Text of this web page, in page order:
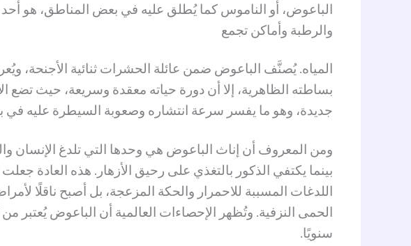
الباعوض، أو الناموس كما يُطلق عليه في بعض المناطق، هو أحد
والرطبة وأماكن تجمع
المياه. يُصنَّف الباعوض ضمن عائلة الحشرات ثنائية الأجنحة،
بساطته الظاهرية، إلا أن دورة حياته معقدة وسريعة، حيث تضع
جديدة، وهو ما يفسر سرعة انتشاره وصعوبة السيطرة عليه في
ومن المعروف أن إناث الباعوض هي وحدها التي تلدغ الإنسان
بينما يكتفي الذكور بالتغذي على رحيق الأزهار. هذه
اللدغات المسببة للاحمرار والحكة المزعجة، بل أصبح ناقلًا
الحمى النزفية. وتُظهر الإحصاءات العالمية أن الباعوض يُعتبر
سنويًا.